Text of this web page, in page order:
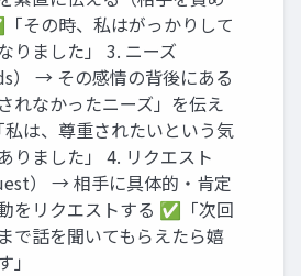
その時、私はがっかりして
りました」 3. ニーズ
） → その感情の背後にある
れなかったニーズ」を伝え
は、尊重されたいという気
りました」 4. リクエスト
） → 相手に具体的・肯定
をリクエストする ✅「次回
で話を聞いてもらえたら嬉
」